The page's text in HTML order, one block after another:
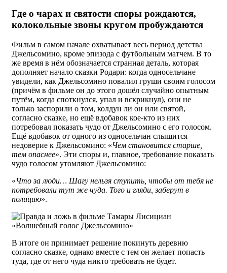
Где о чарах и святости споры рождаются,
колокольные звоны кругом пробуждаются
Фильм в самом начале охватывает весь период детства
Джельсомино, кроме эпизода с футбольным матчем. В то
же время в нём обозначается странная деталь, которая
дополняет начало сказки Родари: когда односельчане
увидели, как Джельсомино повалил груши своим голосом
(причём в фильме он до этого дошёл случайно опытным
путём, когда споткнулся, упал и вскрикнул), они не
только заспорили о том, колдун ли он или святой,
согласно сказке, но ещё вдобавок кое-кто из них
потребовал показать чудо от Джельсомино с его голосом.
Ещё вдобавок от одного из односельчан слышится
недоверие к Джельсомино: «Чем становится старше,
тем опаснее». Эти споры и, главное, требование показать
чудо голосом утомляют Джельсомино:
«Что за люди… Шагу нельзя ступить, чтобы от тебя не
потребовали тут же чуда. Того и гляди, заберут в
полицию».
В итоге он принимает решение покинуть деревню
согласно сказке, однако вместе с тем он желает попасть
туда, где от него чуда никто требовать не будет.